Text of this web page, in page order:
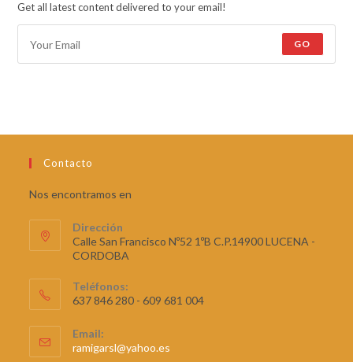
Get all latest content delivered to your email!
GO
Contacto
Nos encontramos en
Dirección
Calle San Francisco Nº52 1ºB C.P.14900 LUCENA -
CORDOBA
Teléfonos:
637 846 280 - 609 681 004
Email:
ramigarsl@yahoo.es